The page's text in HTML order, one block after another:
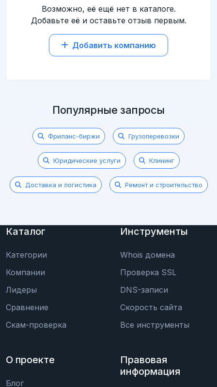
Возможно, её ещё нет в каталоге.
Добавьте её и оставьте отзыв первым.
Добавить компанию
Популярные запросы
Фриланс-биржи Грузоперевозки
Юридические услуги Клининг
Доставка и логистика Ремонт и строительство
Каталог
Категории
Компании
Лидеры
Сравнение
Скам-проверка
Инструменты
Whois домена
Проверка SSL
DNS-записи
Скорость сайта
Все инструменты
О проекте
Блог
Правовая
информация